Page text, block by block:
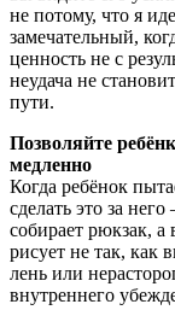
не потому, что я
замечательный,
ценность не с
неудача не
пути.
Позволяйте
медленно
Когда ребёнок
сделать это за
собирает рюкзак,
рисует не так, как
лень или
внутреннего